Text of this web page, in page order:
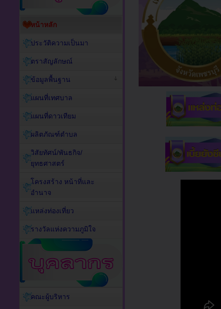
หน้าหลัก
ประวัติความเป็นมา
ตราสัญลักษณ์
ข้อมูลพื้นฐาน
แผนที่เทศบาล
แผนที่ดาวเทียม
ผลิตภัณฑ์ตำบล
วิสัยทัศน์/พันธกิจ/
ยุทธศาสตร์
โครงสร้าง หน้าที่และ
อำนาจ
แหล่งท่องเที่ยว
รางวัลแห่งความภูมิใจ
คณะผู้บริหาร